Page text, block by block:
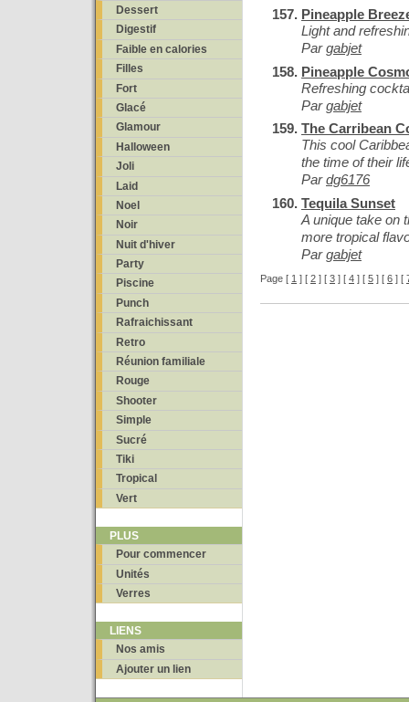
Dessert
Digestif
Faible en calories
Filles
Fort
Glacé
Glamour
Halloween
Joli
Laid
Noel
Noir
Nuit d'hiver
Party
Piscine
Punch
Rafraichissant
Retro
Réunion familiale
Rouge
Shooter
Simple
Sucré
Tiki
Tropical
Vert
PLUS
Pour commencer
Unités
Verres
LIENS
Nos amis
Ajouter un lien
Pineapple
Light and
Pargabjet
Pineapple
Refreshing
Pargabjet
The Carribean
This cool
the time of their
Pardg6176
Tequila Sunset
A unique take on
more tropical
Pargabjet
Page [ 1 ] [ 2 ] [ 3 ] [ 4 ] [ 5 ] [ 6 ] [